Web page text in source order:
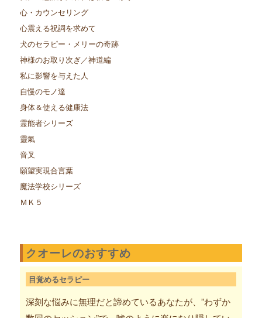
心・カウンセリング
心震える祝詞を求めて
犬のセラピー・メリーの奇跡
神様のお取り次ぎ／神道編
私に影響を与えた人
自慢のモノ達
身体＆使える健康法
霊能者シリーズ
靈氣
音叉
願望実現合言葉
魔法学校シリーズ
ＭＫ５
クオーレのおすすめ
目覚めるセラピー
深刻な悩みに無理だと諦めているあなたが、”わずか